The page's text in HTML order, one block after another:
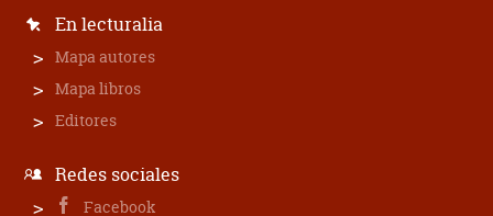
En lecturalia
Mapa autores
Mapa libros
Editores
Redes sociales
Facebook